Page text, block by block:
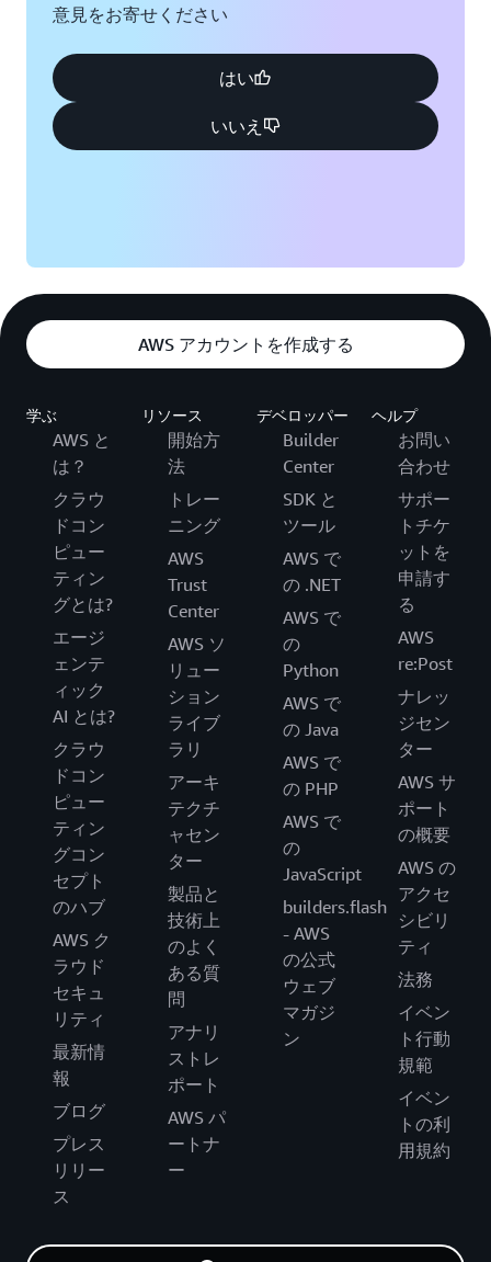
意見をお寄せください
はい
いいえ
AWS アカウントを作成する
学ぶ
AWS と
は？
クラウ
ドコン
ピュー
ティン
グとは?
エージ
ェンテ
ィック
AI とは?
クラウ
ドコン
ピュー
ティン
グコン
セプト
のハブ
AWS ク
ラウド
セキュ
リティ
最新情
報
ブログ
プレス
リリー
ス
リソース
開始方
法
トレー
ニング
AWS
Trust
Center
AWS ソ
リュー
ション
ライブ
ラリ
アーキ
テクチ
ャセン
ター
製品と
技術上
のよく
ある質
問
アナリ
ストレ
ポート
AWS パ
ートナ
ー
デベロッパー
Builder
Center
SDK と
ツール
AWS で
の .NET
AWS で
の
Python
AWS で
の Java
AWS で
の PHP
AWS で
の
JavaScript
builders.flash
- AWS
の公式
ウェブ
マガジ
ン
ヘルプ
お問い
合わせ
サポー
トチケ
ットを
申請す
る
AWS
re:Post
ナレッ
ジセン
ター
AWS サ
ポート
の概要
AWS の
アクセ
シビリ
ティ
法務
イベン
ト行動
規範
イベン
トの利
用規約